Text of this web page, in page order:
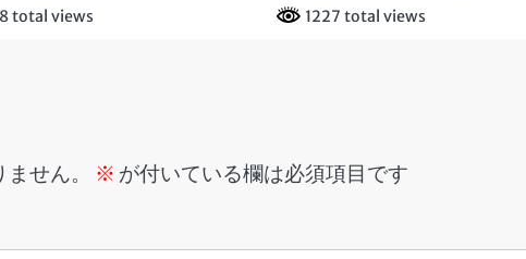
total views
1227 total views
せん。
※ が付いている欄は必須項目です